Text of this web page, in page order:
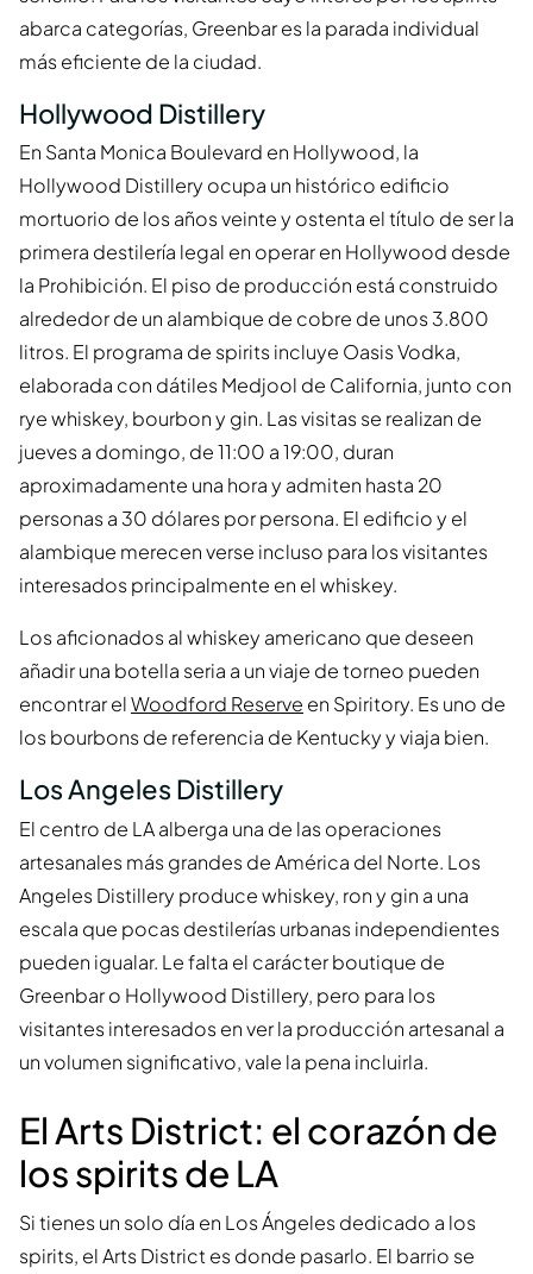
abarca categorías, Greenbar es la parada individual
más eficiente de la ciudad.
Hollywood Distillery
En Santa Monica Boulevard en Hollywood, la
Hollywood Distillery ocupa un histórico edificio
mortuorio de los años veinte y ostenta el título de ser la
primera destilería legal en operar en Hollywood desde
la Prohibición. El piso de producción está construido
alrededor de un alambique de cobre de unos 3.800
litros. El programa de spirits incluye Oasis Vodka,
elaborada con dátiles Medjool de California, junto con
rye whiskey, bourbon y gin. Las visitas se realizan de
jueves a domingo, de 11:00 a 19:00, duran
aproximadamente una hora y admiten hasta 20
personas a 30 dólares por persona. El edificio y el
alambique merecen verse incluso para los visitantes
interesados principalmente en el whiskey.
Los aficionados al whiskey americano que deseen
añadir una botella seria a un viaje de torneo pueden
encontrar elWoodford Reserve en Spiritory. Es uno de
los bourbons de referencia de Kentucky y viaja bien.
Los Angeles Distillery
El centro de LA alberga una de las operaciones
artesanales más grandes de América del Norte. Los
Angeles Distillery produce whiskey, ron y gin a una
escala que pocas destilerías urbanas independientes
pueden igualar. Le falta el carácter boutique de
Greenbar o Hollywood Distillery, pero para los
visitantes interesados en ver la producción artesanal a
un volumen significativo, vale la pena incluirla.
El Arts District: el corazón de
los spirits de LA
Si tienes un solo día en Los Ángeles dedicado a los
spirits, el Arts District es donde pasarlo. El barrio se